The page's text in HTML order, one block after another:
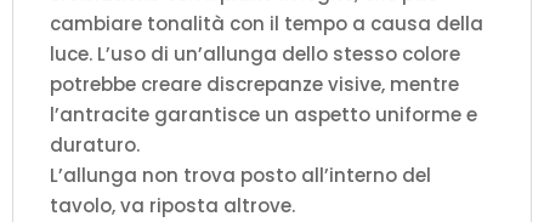
cambiare tonalità con il tempo a causa della
luce. L’uso di un’allunga dello stesso colore
potrebbe creare discrepanze visive, mentre
l’antracite garantisce un aspetto uniforme e
duraturo.
L’allunga non trova posto all’interno del
tavolo, va riposta altrove.